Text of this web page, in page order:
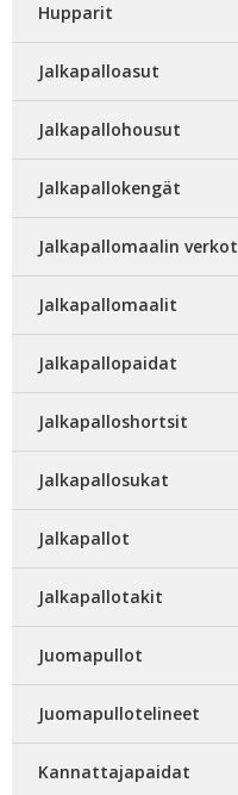
Hupparit
Jalkapalloasut
Jalkapallohousut
Jalkapallokengät
Jalkapallomaalin verkot
Jalkapallomaalit
Jalkapallopaidat
Jalkapalloshortsit
Jalkapallosukat
Jalkapallot
Jalkapallotakit
Juomapullot
Juomapullotelineet
Kannattajapaidat